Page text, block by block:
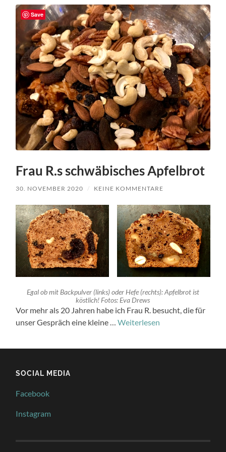
Frau R.s schwäbisches Apfelbrot
30. NOVEMBER 2020 / KEINE KOMMENTARE
Egal ob mit Backpulver (links) oder Hefe (rechts): Apfelbrot ist
köstlich! Fotos: Eva Drews
Vor mehr als 20 Jahren habe ich Frau R. besucht, die für
unser Gespräch eine kleine …Weiterlesen
SOCIAL MEDIA
Facebook
Instagram
Save